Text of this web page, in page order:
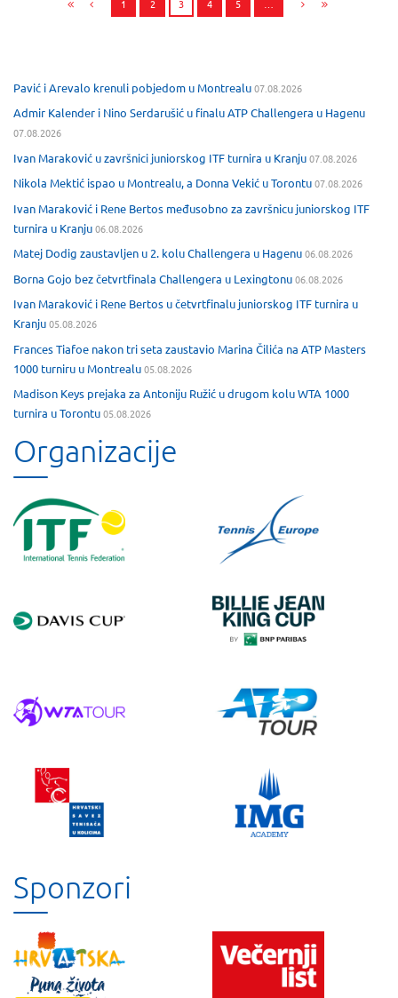
1 2 3 4 5
Pavić i Arevalo krenuli pobjedom u Montrealu07.08.2026
Admir Kalender i Nino Serdarušić u finalu ATP Challengera u Hagenu
07.08.2026
Ivan Maraković u završnici juniorskog ITF turnira u Kranju07.08.2026
Nikola Mektić ispao u Montrealu, a Donna Vekić u Torontu07.08.2026
Ivan Maraković i Rene Bertos međusobno za završnicu juniorskog ITF
turnira u Kranju06.08.2026
Matej Dodig zaustavljen u 2. kolu Challengera u Hagenu06.08.2026
Borna Gojo bez četvrtfinala Challengera u Lexingtonu06.08.2026
Ivan Maraković i Rene Bertos u četvrtfinalu juniorskog ITF turnira u
Kranju05.08.2026
Frances Tiafoe nakon tri seta zaustavio Marina Čilića na ATP Masters
1000 turniru u Montrealu05.08.2026
Madison Keys prejaka za Antoniju Ružić u drugom kolu WTA 1000
turnira u Torontu05.08.2026
Organizacije
Sponzori